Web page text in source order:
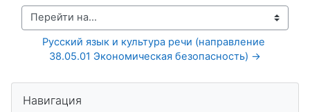
Перейти на...
Русский язык и культура речи (направление
38.05.01 Экономическая безопасность) →
Навигация